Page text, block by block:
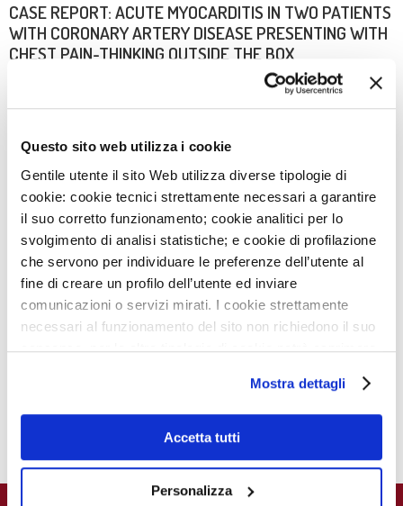
Questo sito web utilizza i cookie
Gentile utente il sito Web utilizza diverse tipologie di
cookie: cookie tecnici strettamente necessari a garantire
il suo corretto funzionamento; cookie analitici per lo
svolgimento di analisi statistiche; e cookie di profilazione
che servono per individuare le preferenze dell’utente al
fine di creare un profilo dell’utente ed inviare
comunicazioni o servizi mirati. I cookie strettamente
necessari al funzionamento del sito non richiedono il suo
consenso, per le altre tipologie di cookie potrà esprimere
Qualora non volesse esprimere preferenze può chiudere
il banner cliccando sul tasto x; in tal caso potranno
essere utilizzati solo i cookie strettamente necessari al
funzionamento del sito. Per “Maggiori Informazioni” la
Mostra dettagli
Accetta tutti
Personalizza
CASE REPORT: ACUTE MYOCARDITIS IN TWO PATIENTS
WITH CORONARY ARTERY DISEASE PRESENTING WITH
CHEST PAIN-THINKING OUTSIDE THE BOX
PRE- AND POST-PROCEDURAL CARDIAC IMAGING (CT
CONSENSUS STATEMENT OF THE EUROPEAN HEART
RHYTHM ASSOCIATION (EHRA) AND EUROPEAN
ASSOCIATION OF CARDIOVASCULAR IMAGING (EACVI)
OF THE ESC
24 FEB2025
GLP-1-RA AND HEART FAILURE-RELATED OUTCOMES IN
PATIENTS WITH AND WITHOUT HISTORY OF HEART
FAILURE: AN UPDATED SYSTEMATIC REVIEW AND
META-ANALYSIS
7 8
9 10
FOR DOCTORS & ALUMNI